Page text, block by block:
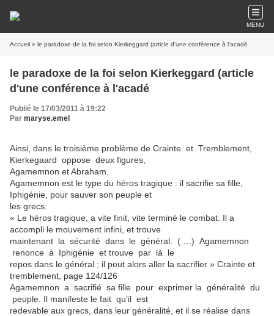
MENU
Accueil » le paradoxe de la foi selon Kierkeggard (article d'une conférence à l'acadé
le paradoxe de la foi selon Kierkeggard (article
d'une conférence à l'acadé
Publié le 17/03/2011 à 19:22
Par maryse.emel
Ainsi, dans le troisième problème de Crainte et Tremblement,
Kierkegaard oppose deux figures,
Agamemnon et Abraham.
Agamemnon est le type du héros tragique : il sacrifie sa fille,
Iphigénie, pour sauver son peuple et
les grecs.
« Le héros tragique, a vite finit, vite terminé le combat. Il a
accompli le mouvement infini, et trouve
maintenant la sécurité dans le général. (….) Agamemnon
renonce à Iphigénie et trouve par là le
repos dans le général ; il peut alors aller la sacrifier » Crainte et
tremblement, page 124/126
Agamemnon a sacrifié sa fille pour exprimer la généralité du
peuple. Il manifeste le fait qu’il est
redevable aux grecs, dans leur généralité, et il se réalise dans